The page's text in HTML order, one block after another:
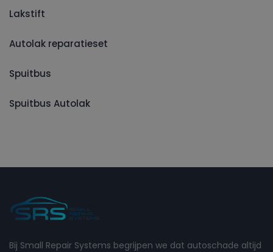
Lakstift
Autolak reparatieset
Spuitbus
Spuitbus Autolak
Bij Small Repair Systems begrijpen we dat autoschade altijd